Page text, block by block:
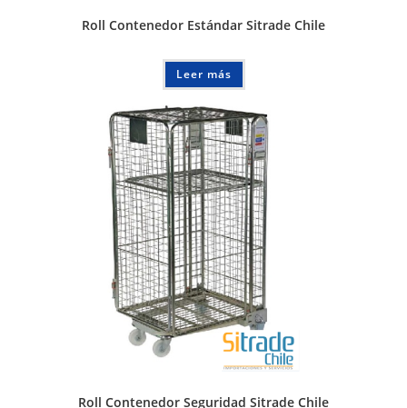
Roll Contenedor Estándar Sitrade Chile
Leer más
Roll Contenedor Seguridad Sitrade Chile